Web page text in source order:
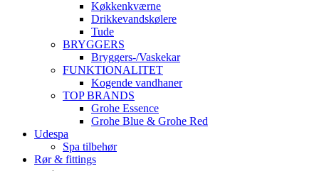
Køkkenkværne
Drikkevandskølere
Tude
BRYGGERS
Bryggers-/Vaskekar
FUNKTIONALITET
Kogende vandhaner
TOP BRANDS
Grohe Essence
Grohe Blue & Grohe Red
Udespa
Spa tilbehør
Rør & fittings